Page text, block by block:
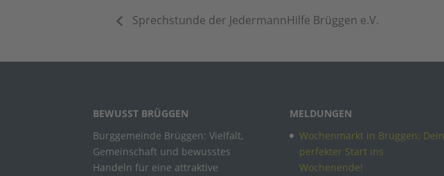
Sprechstunde der JedermannHilfe Brüggen e.V.
BEWUSST BRÜGGEN
Burggemeinde Brüggen: Vielfalt,
Gemeinschaft und bewusstes
Handeln für eine attraktive
MELDUNGEN
Wochenmarkt in Brüggen: Dein
perfekter Start ins
Wochenende!